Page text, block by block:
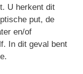
U herkent dit
put, de
en/of
In dit geval bent